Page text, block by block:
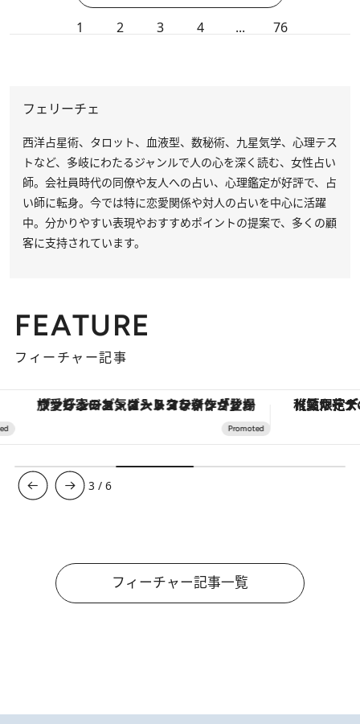
1 2 3 4 ... 76
フェリーチェ
西洋占星術、タロット、血液型、数秘術、九星気学、心理テス
トなど、多岐にわたるジャンルで人の心を深く読む、女性占い
師。会社員時代の同僚や友人への占い、心理鑑定が好評で、占
い師に転身。今では特に恋愛関係や対人の占いを中心に活躍
中。分かりやすい表現やおすすめポイントの提案で、多くの顧
客に支持されています。
FEATURE
フィーチャー記事
ヴァシュロン・コンスタンタン「オーヴァーシーズ・オートマティック」。旅愛好家のお気に入りコレクションから、ジェンダーレスな新作が登場 【夏限定ディナーコース】旬を
3 /6
フィーチャー記事一覧